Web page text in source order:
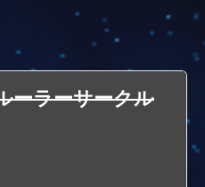
ーラーサークル